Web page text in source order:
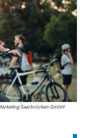
Saarbrücken GmbH